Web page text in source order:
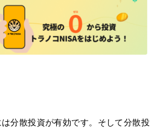
分散投資が有効です。そして分散投